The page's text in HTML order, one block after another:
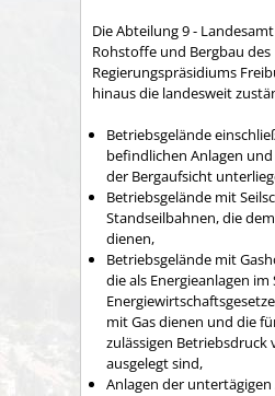
Die Abteilung 9 -
Rohstoffe und Bergbau des
Regierungspräsidiums
hinaus die landesweit
Betriebsgelände
befindlichen Anlagen
der Bergaufsicht
Betriebsgelände mit
Standseilbahnen, die
dienen,
Betriebsgelände mit
die als Energieanlagen im
mit Gas dienen und die
zulässigen Betriebsdruck
ausgelegt sind,
Anlagen der